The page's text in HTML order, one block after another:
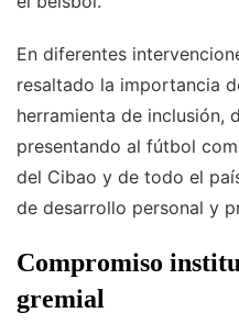
En diferentes
resaltado la importancia
herramienta de inclusión,
presentando al fútbol
del Cibao y de todo el
de desarrollo personal y
Compromiso
gremial